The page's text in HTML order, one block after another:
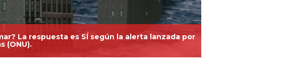
La respuesta es SÍ según la alerta lanzada por
(ONU).